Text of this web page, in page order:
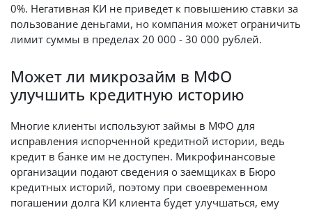
0%. Негативная КИ не приведет к повышению ставки за
пользование деньгами, но компания может ограничить
лимит суммы в пределах 20 000 - 30 000 рублей.
Может ли микрозайм в МФО
улучшить кредитную историю
Многие клиенты используют займы в МФО для
исправления испорченной кредитной истории, ведь
кредит в банке им не доступен. Микрофинансовые
организации подают сведения о заемщиках в Бюро
кредитных историй, поэтому при своевременном
погашении долга КИ клиента будет улучшаться, ему